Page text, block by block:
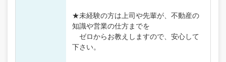
★未経験の方は上司や先輩が、不動産の
知識や営業の仕方までを
ゼロからお教えしますので、安心して
下さい。